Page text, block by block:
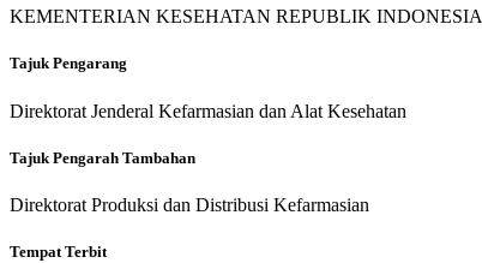
KEMENTERIAN KESEHATAN REPUBLIK INDONESIA
Tajuk Pengarang
Direktorat Jenderal Kefarmasian dan Alat Kesehatan
Tajuk Pengarah Tambahan
Direktorat Produksi dan Distribusi Kefarmasian
Tempat Terbit